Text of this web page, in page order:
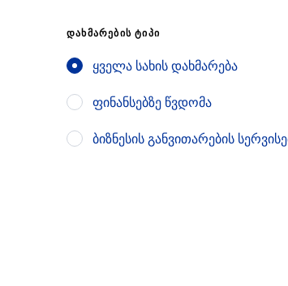
ᲓᲐᲮᲛᲐᲠᲔᲑᲘᲡ ᲢᲘᲞᲘ
ყველა სახის დახმარება
ფინანსებზე წვდომა
ბიზნესის განვითარების